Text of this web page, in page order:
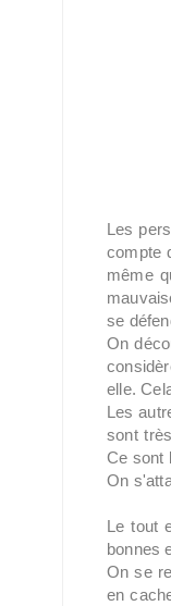
Les
compte
même
se
On
elle.
Les
sont
Ce sont
On
Le tout
bonnes
On se
en